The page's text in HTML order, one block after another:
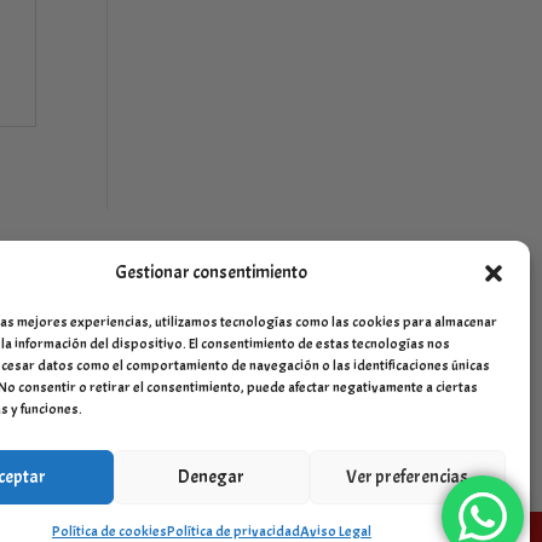
Gestionar consentimiento
mejores experiencias, utilizamos tecnologías como las cookies para almacenar
información del dispositivo. El consentimiento de estas tecnologías nos
datos como el comportamiento de navegación o las identificaciones únicas
consentir o retirar el consentimiento, puede afectar negativamente a ciertas
y funciones.
Denegar Ver preferencias
Política de cookiesPolítica de privacidadAviso Legal